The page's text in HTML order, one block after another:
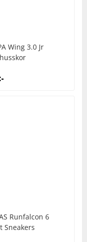
Wing 3.0 Jr
kr
Runfalcon 6
Sneakers